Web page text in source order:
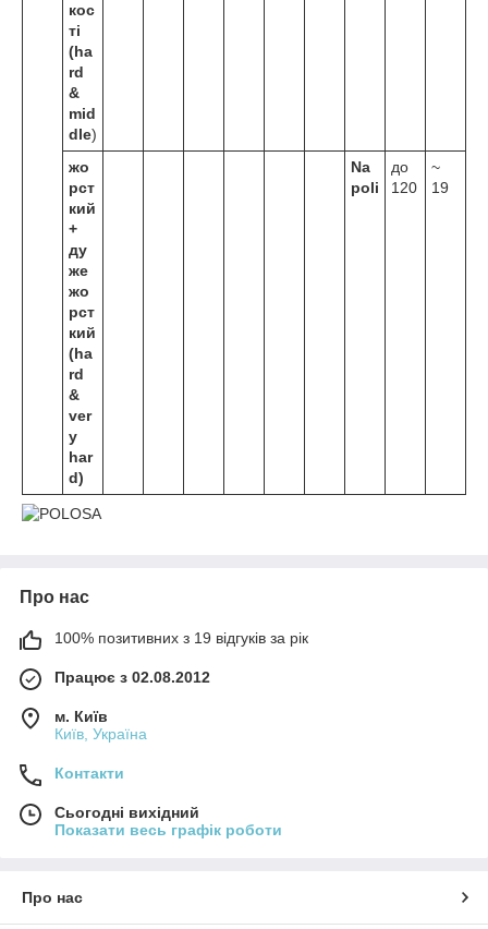
кос
ті
(ha
rd
&
mid
dle)
жо
рст
кий
+
ду
же
жо
рст
кий
(ha
rd
&
ver
y
har
d)
Na
poli
до
120
~
19
Про нас
100% позитивних з 19 відгуків за рік
Працює з 02.08.2012
м. Київ
Київ, Україна
Контакти
Сьогодні вихідний
Показати весь графік роботи
Про нас